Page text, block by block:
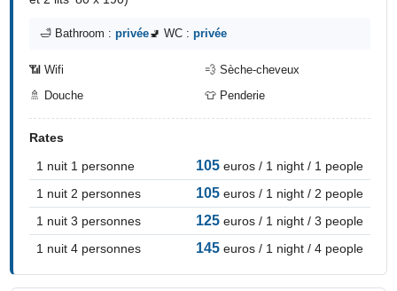
🛁 Bathroom :privée🚽 WC :privée
📶 Wifi
💨 Sèche-cheveux
🚿 Douche
👕 Penderie
Rates
1 nuit 1 personne
105euros / 1 night / 1 people
1 nuit 2 personnes
105euros / 1 night / 2 people
1 nuit 3 personnes
125euros / 1 night / 3 people
1 nuit 4 personnes
145euros / 1 night / 4 people